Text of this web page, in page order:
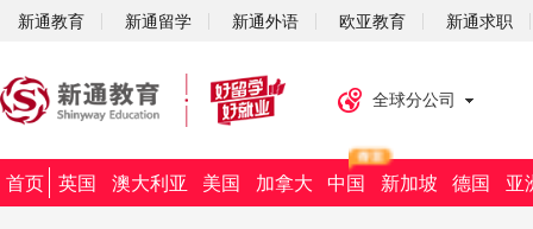
新通教育 新通留学 新通外语 欧亚教育 新通求职
全球分公司
首页 英国 澳大利亚 美国 加拿大 中国 新加坡 德国 亚